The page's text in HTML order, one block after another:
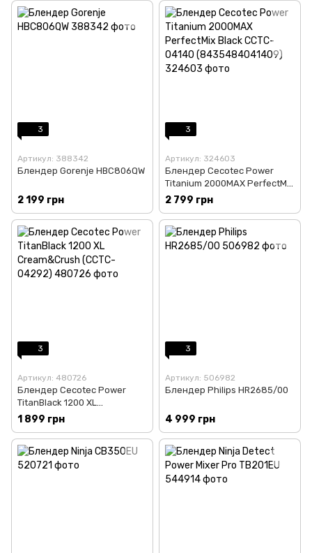
3
Артикул: 388342
Блендер Gorenje HBC806QW
2 199 грн
3
Артикул: 324603
Блендер Cecotec Power
Titanium 2000MAX PerfectMix
Black CCTC-04140
(8435484041409)
2 799 грн
3
Артикул: 480726
Блендер Cecotec Power
TitanBlack 1200 XL
Cream&Crush (CCTC-04292)
1 899 грн
3
Артикул: 506982
Блендер Philips HR2685/00
4 999 грн